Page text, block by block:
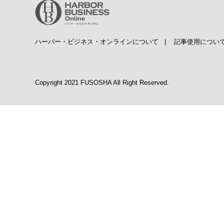
ハーバー・ビジネス・オンラインについて 記事使用につい
Copyright 2021 FUSOSHA All Right Reserved.